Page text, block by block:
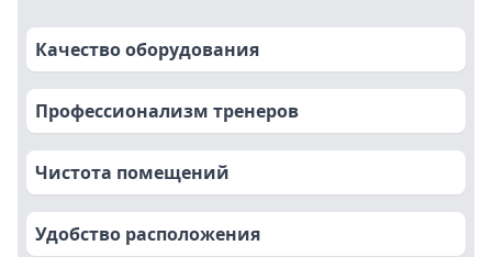
Качество оборудования
Профессионализм тренеров
Чистота помещений
Удобство расположения